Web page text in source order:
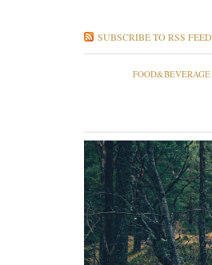
SUBSCRIBE TO RSS FEED
FOOD&BEVERAGE